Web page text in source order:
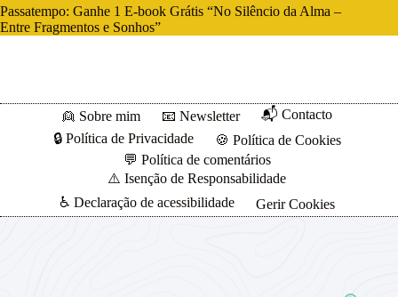
Passatempo: Ganhe 1 E-book Grátis “No Silêncio da Alma –
Entre Fragmentos e Sonhos”
👱 Sobre mim 📧 Newsletter
📬 Contacto
🔒 Política de Privacidade
🍪 Política de Cookies
💬 Política de comentários
⚠️ Isenção de Responsabilidade
♿ Declaração de acessibilidade
Gerir Cookies